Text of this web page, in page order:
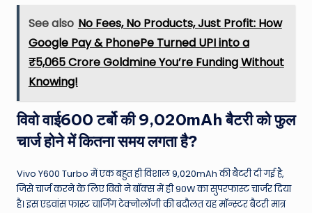
See also No Fees, No Products, Just Profit: How
Google Pay & PhonePe Turned UPI into a
₹5,065 Crore Goldmine You’re Funding Without
Knowing!
विवो वाई600 टर्बो की 9,020mAh बैटरी को फुल
चार्ज होने में कितना समय लगता है?
Vivo Y600 Turbo में एक बहुत ही विशाल 9,020mAh की बैटरी दी गई है,
जिसे चार्ज करने के लिए विवो ने बॉक्स में ही 90W का सुपरफास्ट चार्जर दिया
है।इस एडवांस फास्ट चार्जिंग टेक्नोलॉजी की बदौलत यह मॉन्स्टर बैटरी मात्र